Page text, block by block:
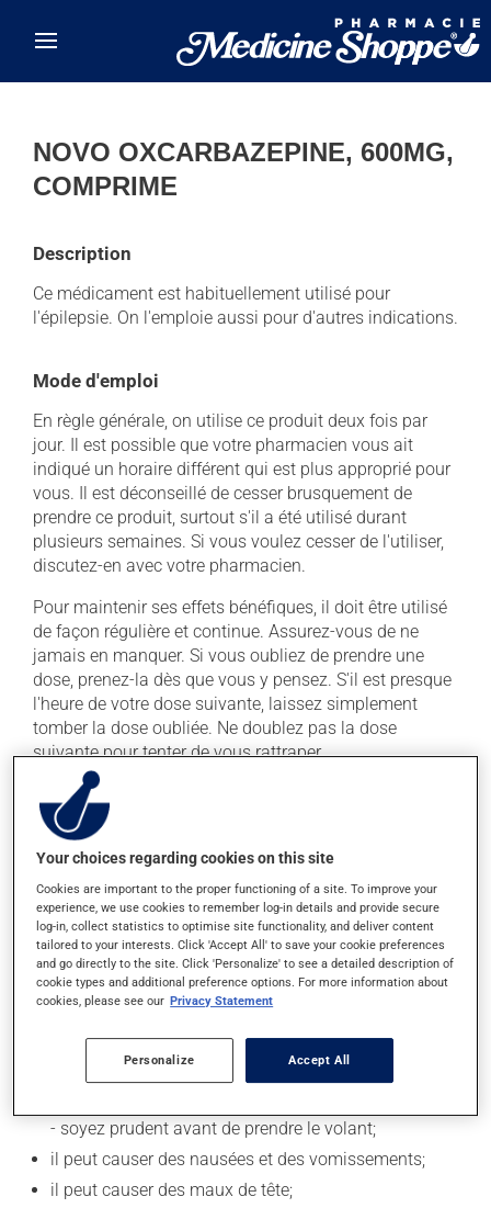
NOVO OXCARBAZEPINE, 600MG,
COMPRIME
Description
Ce médicament est habituellement utilisé pour
l'épilepsie. On l'emploie aussi pour d'autres indications.
Mode d'emploi
En règle générale, on utilise ce produit deux fois par
jour. Il est possible que votre pharmacien vous ait
indiqué un horaire différent qui est plus approprié pour
vous. Il est déconseillé de cesser brusquement de
prendre ce produit, surtout s'il a été utilisé durant
plusieurs semaines. Si vous voulez cesser de l'utiliser,
discutez-en avec votre pharmacien.
Pour maintenir ses effets bénéfiques, il doit être utilisé
de façon régulière et continue. Assurez-vous de ne
jamais en manquer. Si vous oubliez de prendre une
dose, prenez-la dès que vous y pensez. S'il est presque
l'heure de votre dose suivante, laissez simplement
tomber la dose oubliée. Ne doublez pas la dose
suivante pour tenter de vous rattraper.
Ce médicament peut être pris avec ou sans nourriture,
sans égard aux repas ou aux collations. La prise
d'alcool peut augmenter l'effet de ce produit. Il est donc
recommandé d'éviter de prendre de l'alcool ou des
produits qui en contiennent pendant que vous utilisez
ce médicament.
Effets indésirables
l'occasion entraîner certains effets indésirables (effets
secondaires), notamment :
- soyez prudent avant de prendre le volant;
il peut causer des nausées et des vomissements;
il peut causer des maux de tête;
Your choices regarding cookies on this site
Cookies are important to the proper functioning of a site. To improve your
experience, we use cookies to remember log-in details and provide secure
log-in, collect statistics to optimise site functionality, and deliver content
tailored to your interests. Click 'Accept All' to save your cookie preferences
and go directly to the site. Click 'Personalize' to see a detailed description of
cookie types and additional preference options. For more information about
cookies, please see our Privacy Statement
Personalize Accept All